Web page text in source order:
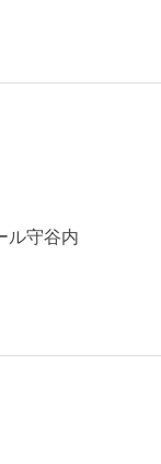
ル守谷内